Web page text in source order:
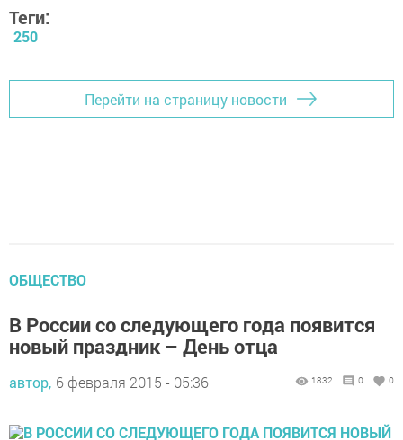
Теги:
250
Перейти на страницу новости
ОБЩЕСТВО
В России со следующего года появится
новый праздник – День отца
автор, 6 февраля 2015 - 05:36 1832 0 0